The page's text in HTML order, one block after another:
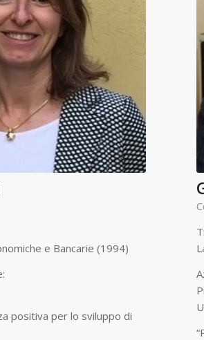
e Bancarie (1994)
positiva per lo sviluppo di